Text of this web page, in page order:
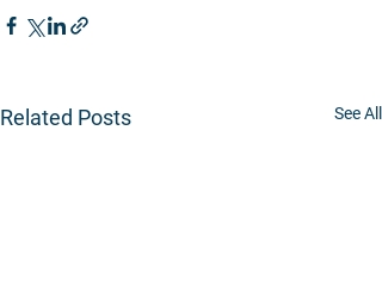
Related Posts See All